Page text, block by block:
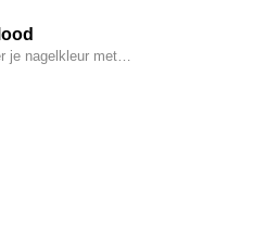
je nagelkleur met…